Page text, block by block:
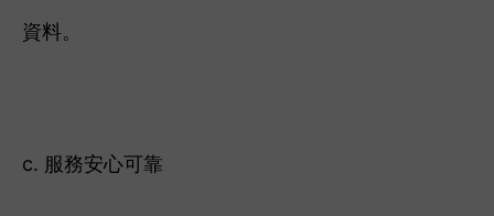
資料。
c. 服務安心可靠